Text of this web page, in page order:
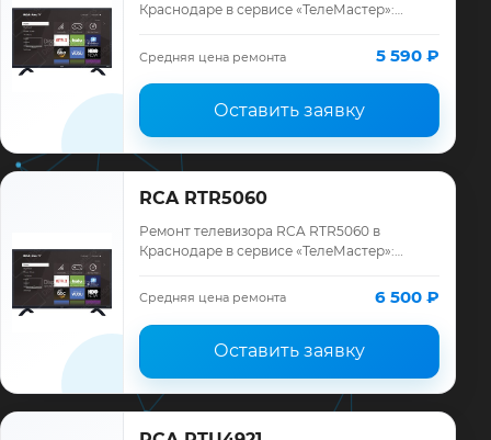
Краснодаре в сервисе «ТелеМастер»:
ремонта, запчасти и гарантия до 12
месяцев.
Средняя цена ремонта 5 590 ₽
Оставить заявку
RCA RTR5060
Ремонт телевизора RCA RTR5060 в
Краснодаре в сервисе «ТелеМастер»:
ремонта, запчасти и гарантия до 12
месяцев.
Средняя цена ремонта 6 500 ₽
Оставить заявку